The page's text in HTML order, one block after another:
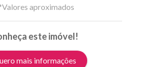
aproximados
este imóvel!
mais informações